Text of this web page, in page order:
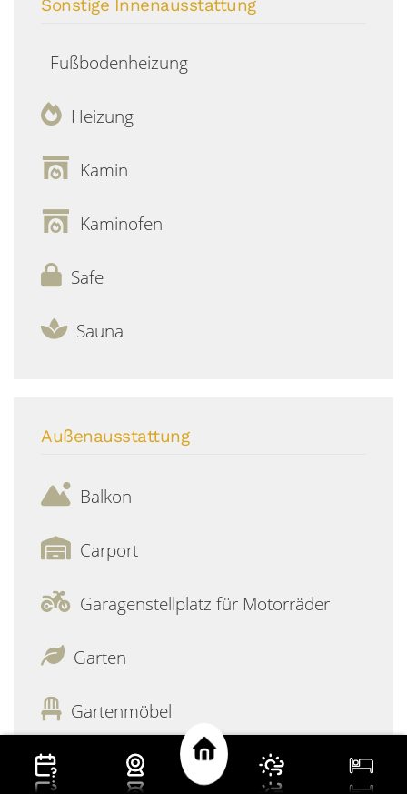
Sonstige Innenausstattung
Fußbodenheizung
Heizung
Kamin
Kaminofen
Safe
Sauna
Außenausstattung
Balkon
Carport
Garagenstellplatz für Motorräder
Garten
Gartenmöbel
PKW-Stellplatz